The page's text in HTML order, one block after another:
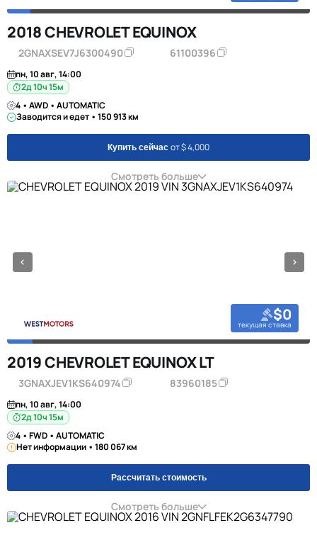
2018 CHEVROLET EQUINOX
2GNAXSEV7J6300490 61100396
пн, 10 авг, 14:00
2д 10ч 15м
4 • AWD • AUTOMATIC
Заводится и едет • 150 913 км
Купить сейчас от $ 4,000
Смотреть больше
$0
текущая ставка
2019 CHEVROLET EQUINOX LT
3GNAXJEV1KS640974 83960185
пн, 10 авг, 14:00
2д 10ч 15м
4 • FWD • AUTOMATIC
Нет информации • 180 067 км
Рассчитать стоимость
Смотреть больше